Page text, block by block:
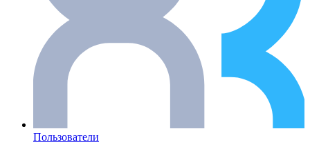
Пользователи